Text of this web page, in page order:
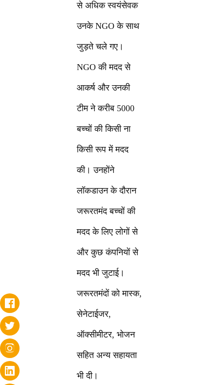
से अधिक स्वयंसेवक
उनके NGO के साथ
जुड़ते चले गए।
NGO की मदद से
आकर्ष और उनकी
टीम ने करीब 5000
बच्चों की किसी ना
किसी रूप में मदद
की। उनहोंने
लॉकडाउन के दौरान
जरूरतमंद बच्चों की
मदद के लिए लोगों से
और कुछ कंपनियों से
मदद भी जुटाई।
जरूरतमंदों को मास्क,
सेनेटाईजर,
ऑक्सीमीटर, भोजन
सहित अन्य सहायता
भी दी।